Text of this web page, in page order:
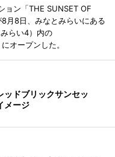
ョン「THE SUNSET OF
月8日、みなとみらいにある
らい4）内の
オープンした。
ッドブリックサンセッ
メージ